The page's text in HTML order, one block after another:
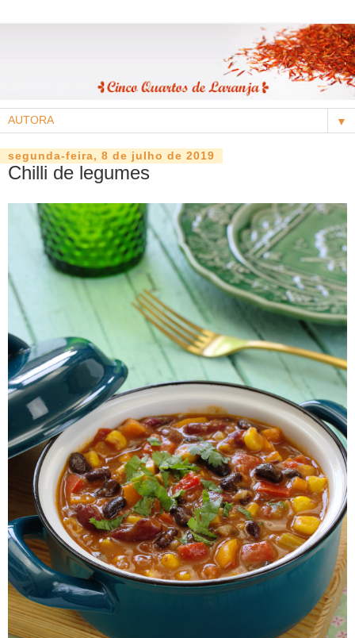
▼
segunda-feira, 8 de julho de 2019
Chilli de legumes